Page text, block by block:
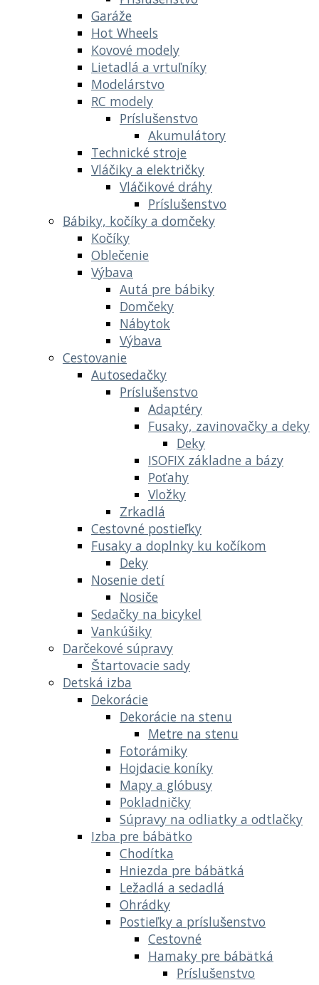
Garáže
Hot Wheels
Kovové modely
Lietadlá a vrtuľníky
Modelárstvo
RC modely
Príslušenstvo
Akumulátory
Technické stroje
Vláčiky a električky
Vláčikové dráhy
Príslušenstvo
Bábiky, kočíky a domčeky
Kočíky
Oblečenie
Výbava
Autá pre bábiky
Domčeky
Nábytok
Výbava
Cestovanie
Autosedačky
Príslušenstvo
Adaptéry
Fusaky, zavinovačky a deky
Deky
ISOFIX základne a bázy
Poťahy
Vložky
Zrkadlá
Cestovné postieľky
Fusaky a doplnky ku kočíkom
Deky
Nosenie detí
Nosiče
Sedačky na bicykel
Vankúšiky
Darčekové súpravy
Štartovacie sady
Detská izba
Dekorácie
Dekorácie na stenu
Metre na stenu
Fotorámiky
Hojdacie koníky
Mapy a glóbusy
Pokladničky
Súpravy na odliatky a odtlačky
Izba pre bábätko
Chodítka
Hniezda pre bábätká
Ležadlá a sedadlá
Ohrádky
Postieľky a príslušenstvo
Cestovné
Hamaky pre bábätká
Príslušenstvo